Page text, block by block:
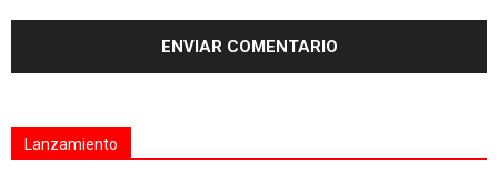
Lanzamiento